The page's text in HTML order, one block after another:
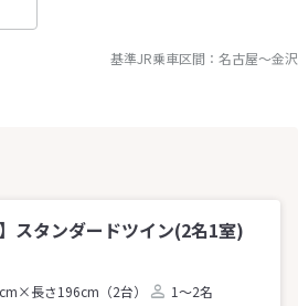
基準JR乗車区間： 名古屋～金沢
タンダードツイン(2名1室)
長さ196cm（2台）
1～2名